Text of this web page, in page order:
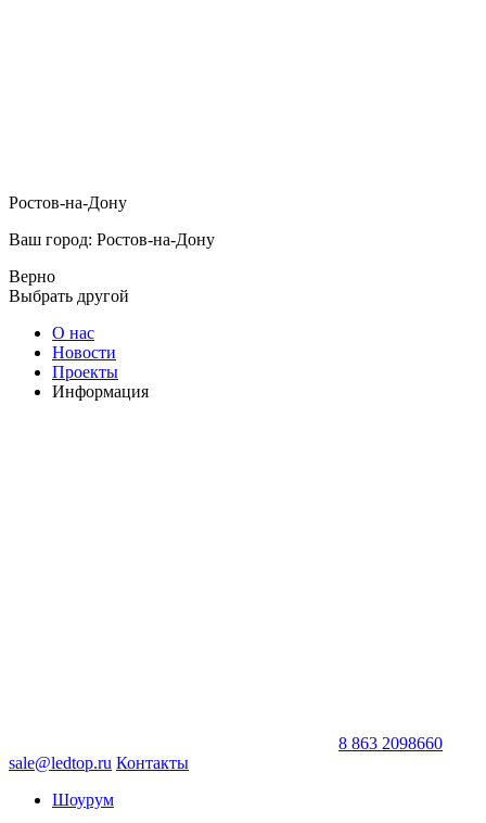
Ростов-на-Дону
Ваш город: Ростов-на-Дону
Верно
Выбрать другой
О нас
Новости
Проекты
Информация
8 863 2098660
sale@ledtop.ru Контакты
Шоурум